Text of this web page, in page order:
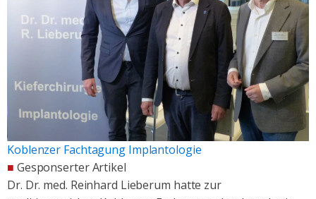
Koblenzer Fachtagung Implantologie
■ Gesponserter Artikel
Dr. Dr. med. Reinhard Lieberum hatte zur